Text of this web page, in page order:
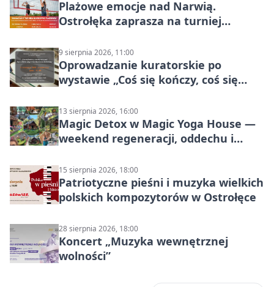
Plażowe emocje nad Narwią.
Ostrołęka zaprasza na turniej
9 sierpnia 2026, 11:00
Oprowadzanie kuratorskie po
wystawie „Coś się kończy, coś się
Mazowsza do Korony”
13 sierpnia 2026, 16:00
Magic Detox w Magic Yoga House —
weekend regeneracji, oddechu i
15 sierpnia 2026, 18:00
Patriotyczne pieśni i muzyka wielkich
polskich kompozytorów w Ostrołęce
28 sierpnia 2026, 18:00
Koncert „Muzyka wewnętrznej
wolności”